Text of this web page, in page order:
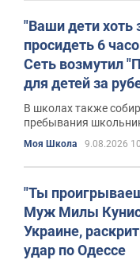
"Ваши дети хоть
просидеть 6
Сеть возмутил
для детей за
В школах также
пребывания
Моя Школа 9.08.2026
"Ты
Муж Милы
Украине,
удар по Одессе